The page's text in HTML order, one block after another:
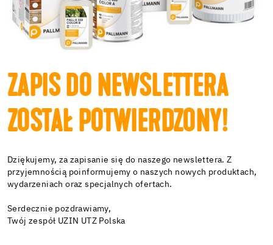
ZAPIS DO NEWSLETTERA
ZOSTAŁ POTWIERDZONY!
Dziękujemy, za zapisanie się do naszego newslettera. Z
przyjemnością poinformujemy o naszych nowych produktach,
wydarzeniach oraz specjalnych ofertach.
Serdecznie pozdrawiamy,
Twój zespół UZIN UTZ Polska